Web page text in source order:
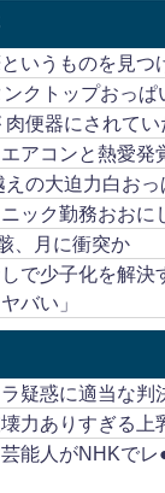
いうものを見つ
クトップおっぱ
便器にされてい
アコンと熱愛発
の大迫力白おっ
ニック勤務おお
、月に衝突か
しで少子化を解
バい」
疑惑に適当な判
力ありすぎる上
能人がNHKで